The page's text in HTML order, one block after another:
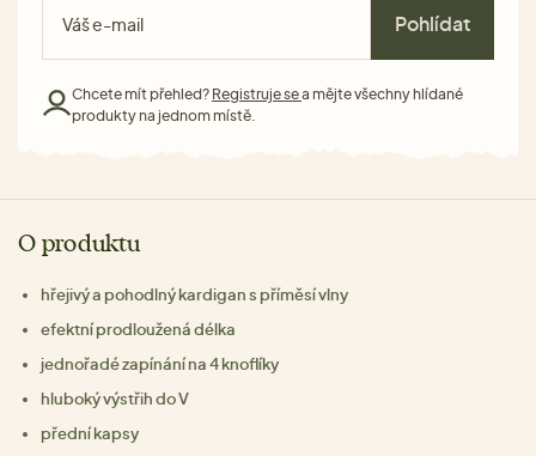
Pohlídat
Chcete mít přehled? Registruje sea mějte všechny hlídané
produkty na jednom místě.
O produktu
hřejivý a pohodlný kardigan s příměsí vlny
efektní prodloužená délka
jednořadé zapínání na 4 knoflíky
hluboký výstřih do V
přední kapsy